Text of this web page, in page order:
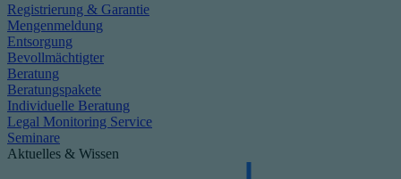
Registrierung & Garantie
Mengenmeldung
Entsorgung
Bevollmächtigter
Beratung
Beratungspakete
Individuelle Beratung
Legal Monitoring Service
Seminare
Aktuelles & Wissen